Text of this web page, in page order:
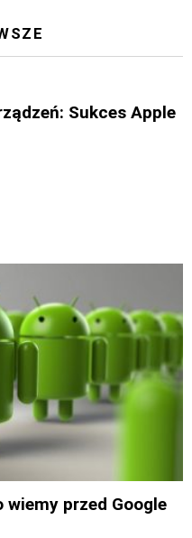
Sukces Apple
wiemy przed Google